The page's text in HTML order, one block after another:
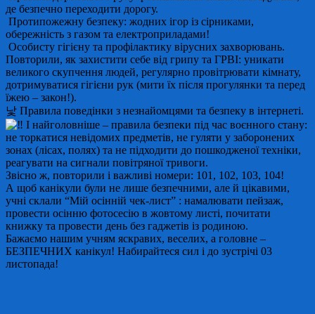
де безпечно переходити дорогу.
Протипожежну безпеку: жодних ігор із сірниками,
обережність з газом та електроприладами!
Особисту гігієну та профілактику вірусних захворювань.
Повторили, як захистити себе від грипу та ГРВІ: уникати
великого скупчення людей, регулярно провітрювати кімнату,
дотримуватися гігієни рук (мити їх після прогулянки та перед
їжею – закон!).
낯 Правила поведінки з незнайомцями та безпеку в інтернеті.
І найголовніше – правила безпеки під час воєнного стану:
не торкатися невідомих предметів, не гуляти у заборонених
зонах (лісах, полях) та не підходити до пошкодженої техніки,
реагувати на сигнали повітряної тривоги.
Звісно ж, повторили і важливі номери: 101, 102, 103, 104!
А щоб канікули були не лише безпечними, але й цікавими,
учні склали “Мій осінній чек-лист” : намалювати пейзаж,
провести осінню фотосесію в жовтому листі, почитати
книжку та провести день без гаджетів із родиною.
Бажаємо нашим учням яскравих, веселих, а головне –
БЕЗПЕЧНИХ канікул! Набирайтеся сил і до зустрічі 03
листопада!